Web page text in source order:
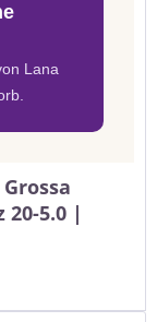
Lana
5.0 |